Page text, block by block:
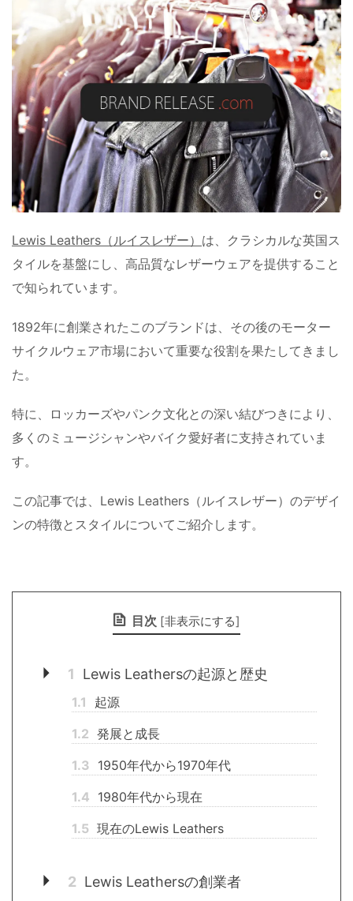
Lewis Leathers（ルイスレザー） は、クラシカルな英国ス
タイルを基盤にし、高品質なレザーウェアを提供すること
で知られています。
1892年に創業されたこのブランドは、その後のモーター
サイクルウェア市場において重要な役割を果たしてきまし
た。
特に、ロッカーズやパンク文化との深い結びつきにより、
多くのミュージシャンやバイク愛好者に支持されていま
す。
この記事では、Lewis Leathers（ルイスレザー）のデザイ
ンの特徴とスタイルについてご紹介します。
目次 [非表示にする]
1 Lewis Leathersの起源と歴史
1.1
起源
1.2 発展と成長
1.3 1950年代から1970年代
1.4 1980年代から現在
1.5 現在のLewis Leathers
2 Lewis Leathersの創業者